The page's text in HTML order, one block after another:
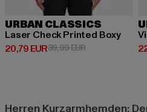
URBAN CLASSICS
Laser Check Printed Boxy
20,79 EUR
Derzeitiger Preis: 20,79 EUR
39,99 EURAktionspreis:
Herren Kurzarmhemden: